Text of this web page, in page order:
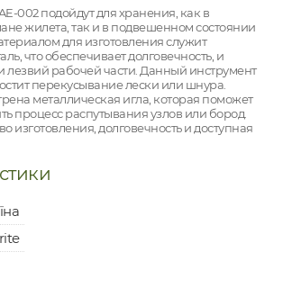
002 подойдут для хранения, как в
жилета, так и в подвешенном состоянии
для изготовления служит
что обеспечивает долговечность, и
лезвий рабочей части. Данный инструмент
перекусывание лески или шнура.
металлическая игла, которая поможет
процесс распутывания узлов или бород.
изготовления, долговечность и доступная